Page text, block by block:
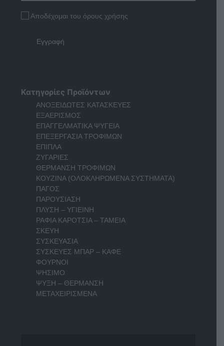
Αποδέχομαι του όρους χρήσης
Κατηγορίες Προϊόντων
ΑΝΟΞΕΙΔΩΤΕΣ ΚΑΤΑΣΚΕΥΕΣ
ΕΞΑΕΡΙΣΜΟΣ
ΕΠΑΓΓΕΛΜΑΤΙΚΑ ΨΥΓΕΙΑ
ΕΠΕΞΕΡΓΑΣΙΑ ΤΡΟΦΙΜΩΝ
ΕΠΙΠΛΑ
ΖΥΓΑΡΙΕΣ
ΘΕΡΜΑΝΣΗ ΤΡΟΦΙΜΩΝ
ΚΟΥΖΙΝΑ (ΟΛΟΚΛΗΡΩΜΕΝΑ ΣΥΣΤΗΜΑΤΑ)
ΠΑΓΟΣ
ΠΑΡΟΥΣΙΑΣΗ
ΠΛΥΣΗ – ΥΓΙΕΙΝΗ
ΡΑΦΙΑ ΚΑΡΟΤΣΙΑ – ΤΑΜΕΙΑ
ΣΚΕΥΗ
ΣΥΣΚΕΥΑΣΙΑ
ΣΥΣΚΕΥΕΣ ΜΠΑΡ – ΚΑΦΕ
ΦΟΥΡΝΟΙ
ΨΗΣΙΜΟ
ΨΥΞΗ – ΘΕΡΜΑΝΣΗ
ΜΕΤΑΧΕΙΡΙΣΜΕΝΑ